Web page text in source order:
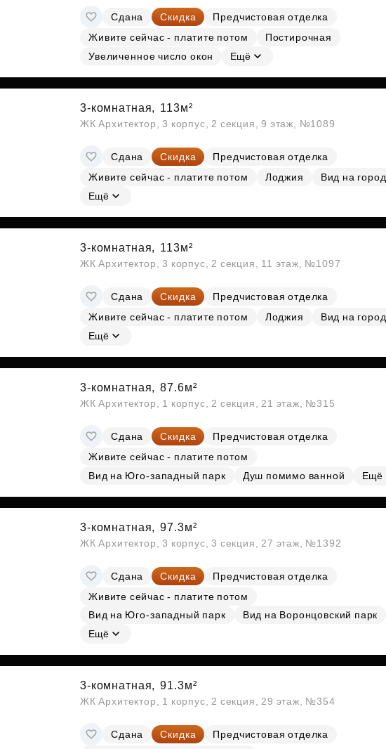
Сдана Скидка
Предчистовая отделка
Живите сейчас - платите потом
Постирочная
Увеличенное число окон
Ещё
3-комнатная, 113м²
ЖК Архитектор, 3 корпус, 2 секция, 9 этаж, №1089
Сдана Скидка
Предчистовая отделка
Живите сейчас - платите потом
Лоджия
Вид на город
Ещё
3-комнатная, 113м²
ЖК Архитектор, 3 корпус, 2 секция, 11 этаж, №1097
Сдана Скидка
Предчистовая отделка
Живите сейчас - платите потом
Лоджия
Вид на город
Ещё
3-комнатная, 87.6м²
ЖК Архитектор, 1 корпус, 2 секция, 21 этаж, №315
Сдана Скидка
Предчистовая отделка
Живите сейчас - платите потом
Вид на Юго-западный парк
Душ помимо ванной Ещё
3-комнатная, 97.3м²
ЖК Архитектор, 3 корпус, 3 секция, 27 этаж, №1392
Сдана Скидка
Предчистовая отделка
Живите сейчас - платите потом
Вид на Юго-западный парк
Вид на Воронцовский парк
Ещё
3-комнатная, 91.3м²
ЖК Архитектор, 1 корпус, 2 секция, 29 этаж, №354
Сдана Скидка
Предчистовая отделка